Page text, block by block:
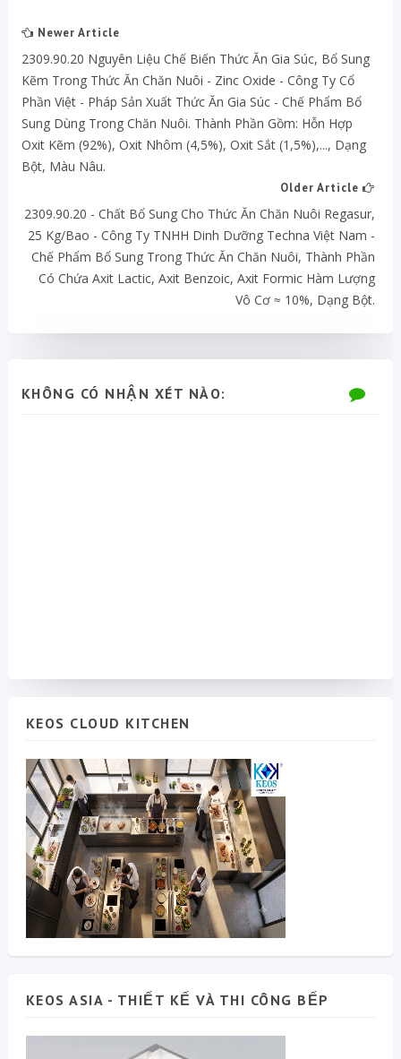
Newer Article
2309.90.20 Nguyên Liệu Chế Biến Thức Ăn Gia Súc, Bổ Sung
Kẽm Trong Thức Ăn Chăn Nuôi - Zinc Oxide - Công Ty Cổ
Phần Việt - Pháp Sản Xuất Thức Ăn Gia Súc - Chế Phẩm Bổ
Sung Dùng Trong Chăn Nuôi. Thành Phần Gồm: Hỗn Hợp
Oxit Kẽm (92%), Oxit Nhôm (4,5%), Oxit Sắt (1,5%),..., Dạng
Bột, Màu Nâu.
Older Article
2309.90.20 - Chất Bổ Sung Cho Thức Ăn Chăn Nuôi Regasur,
25 Kg/bao - Công Ty TNHH Dinh Dưỡng Techna Việt Nam -
Chế Phẩm Bổ Sung Trong Thức Ăn Chăn Nuôi, Thành Phần
Có Chứa Axit Lactic, Axit Benzoic, Axit Formic Hàm Lượng
Vô Cơ ≈ 10%, Dạng Bột.
KHÔNG CÓ NHẬN XÉT NÀO:
KEOS CLOUD KITCHEN
KEOS ASIA - THIẾT KẾ VÀ THI CÔNG BẾP